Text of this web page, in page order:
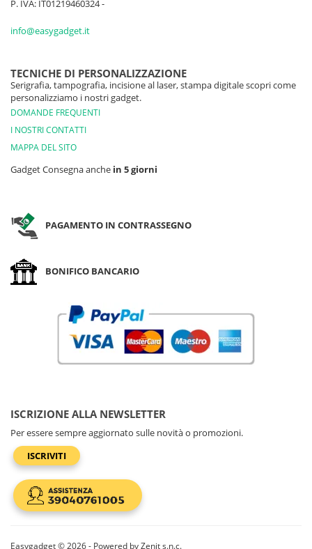
P. IVA: IT01219460324 -
info@easygadget.it
TECNICHE DI PERSONALIZZAZIONE
Serigrafia, tampografia, incisione al laser, stampa digitale scopri come
personalizziamo i nostri gadget.
DOMANDE FREQUENTI
I NOSTRI CONTATTI
MAPPA DEL SITO
Gadget Consegna anche in 5 giorni
PAGAMENTO IN CONTRASSEGNO
BONIFICO BANCARIO
ISCRIZIONE ALLA NEWSLETTER
Per essere sempre aggiornato sulle novità o promozioni.
ISCRIVITI
Easygadget © 2026 - Powered by Zenit s.n.c.